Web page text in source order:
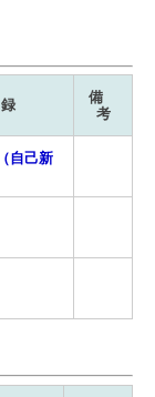
備
考
自己新